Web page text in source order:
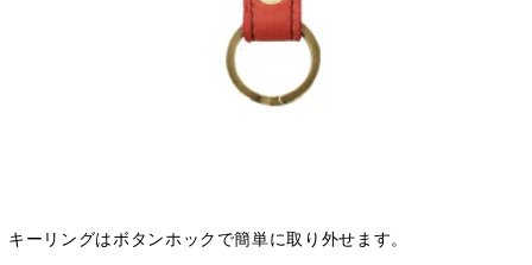
キーリングはボタンホックで簡単に取り外せます。